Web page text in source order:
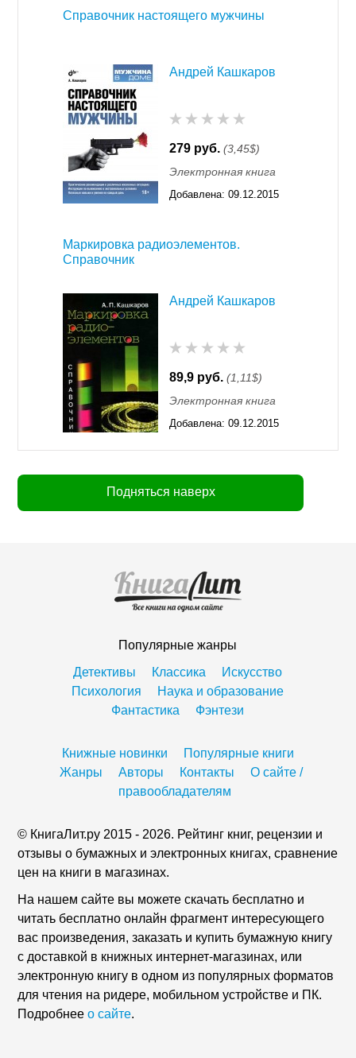
Справочник настоящего мужчины
Андрей Кашкаров
279 руб. (3,45$)
Электронная книга
Добавлена: 09.12.2015
Маркировка радиоэлементов.
Справочник
Андрей Кашкаров
89,9 руб. (1,11$)
Электронная книга
Добавлена: 09.12.2015
Подняться наверх
Популярные жанры
Детективы
Классика
Искусство
Психология
Наука и образование
Фантастика
Фэнтези
Книжные новинки
Популярные книги
Жанры
Авторы Контакты
О сайте /
правообладателям
© КнигаЛит.ру 2015 - 2026. Рейтинг книг, рецензии и
отзывы о бумажных и электронных книгах, сравнение
цен на книги в магазинах.
На нашем сайте вы можете скачать бесплатно и
читать бесплатно онлайн фрагмент интересующего
вас произведения, заказать и купить бумажную книгу
с доставкой в книжных интернет-магазинах, или
электронную книгу в одном из популярных форматов
для чтения на ридере, мобильном устройстве и ПК.
Подробнеео сайте.